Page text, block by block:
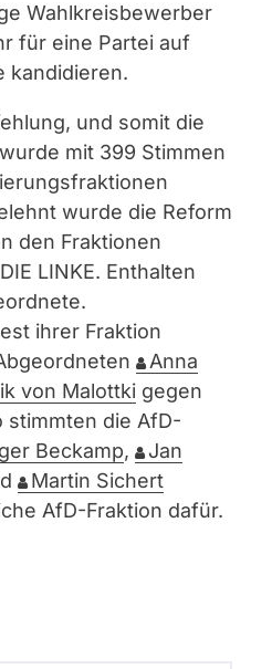
Wahlkreisbewerber
für eine Partei auf
kandidieren.
und somit die
mit 399 Stimmen
wurde die Reform
den Fraktionen
LINKE. Enthalten
ihrer Fraktion
Anna
von Malottki gegen
stimmten die AfD-
Beckamp,
Jan
Martin Sichert
AfD-Fraktion dafür.